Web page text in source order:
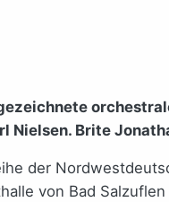
Nielsen. Brite
der
von Bad